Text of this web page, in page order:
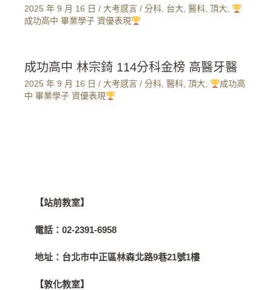
2025 年 9 月 16 日 / 大考感言 / 分科, 台大, 醫科, 頂大,
成功高中 畢業學子 資優表現
成功高中 林宗錡 114分科金榜 高醫牙醫
2025 年 9 月 16 日 / 大考感言 / 分科, 醫科, 頂大,
成功高
中 畢業學子 資優表現
【站前教室】
電話：02-2391-6958
地址： 台北市中正區林森北路9巷21號1樓
【敦化教室】